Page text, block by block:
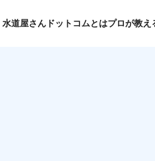
水道屋さんドットコムとはプロが教え